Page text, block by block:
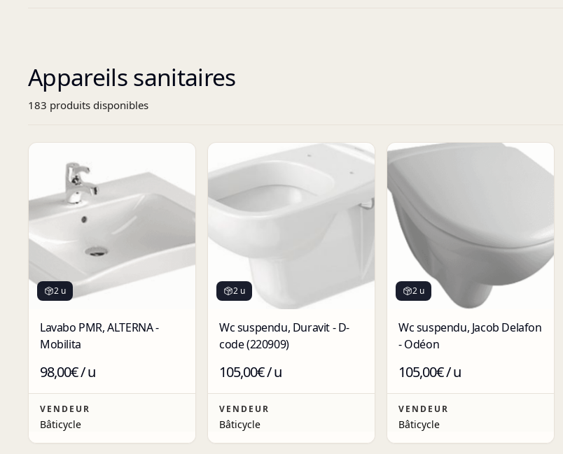
Appareils sanitaires
183 produits disponibles
2 u
Lavabo PMR, ALTERNA -
Mobilita
98,00€ / u
VENDEUR
Bâticycle
2 u
Wc suspendu, Duravit - D-
code (220909)
105,00€ / u
VENDEUR
Bâticycle
2 u
Wc suspendu, Jacob Delafon
- Odéon
105,00€ / u
VENDEUR
Bâticycle